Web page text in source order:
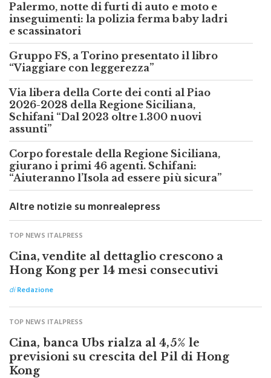
Palermo, notte di furti di auto e moto e
inseguimenti: la polizia ferma baby ladri
e scassinatori
Gruppo FS, a Torino presentato il libro
“Viaggiare con leggerezza”
Via libera della Corte dei conti al Piao
2026-2028 della Regione Siciliana,
Schifani “Dal 2023 oltre 1.300 nuovi
assunti”
Corpo forestale della Regione Siciliana,
giurano i primi 46 agenti. Schifani:
“Aiuteranno l’Isola ad essere più sicura”
Altre notizie su monrealepress
TOP NEWS ITALPRESS
Cina, vendite al dettaglio crescono a
Hong Kong per 14 mesi consecutivi
diRedazione
TOP NEWS ITALPRESS
Cina, banca Ubs rialza al 4,5% le
previsioni su crescita del Pil di Hong
Kong